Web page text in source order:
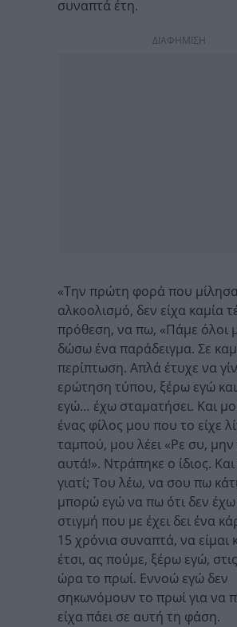
συναπτά έτη.
ΔΙΑΦΗΜΙΣΗ
«Την πρώτη φορά που
αλκοολισμό, δεν είχα καμία
πρόθεση, να πω, «Πάμε όλοι
δώσω ένα παράδειγμα. Σε
περίπτωση. Απλά έτυχε να
ερώτηση τύπου, ξέρω εγώ
εγώ… έχω σταματήσει. Και
ένας φίλος μου που το είχε
ταμπού, μου λέει «Ρε συ, μην
αυτά!». Ντράπηκε ο ίδιος.
γιατί; Του λέω, να σου πω
μπορώ εγώ να πω ότι δεν έχω
στιγμή που με έχει δει ένα
15 χρόνια συναπτά, να είμαι
έτσι, ας πούμε, ξέρω εγώ,
ώρα το πρωί. Εννοώ εγώ δεν
σηκωνόμουν το πρωί για να
είχα πάει σε αυτή τη φάση.